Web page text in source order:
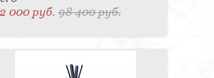
000 руб.98 400 руб.